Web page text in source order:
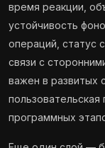
время реакции,
устойчивость
операций, статус
связи с
важен в развитых
программных